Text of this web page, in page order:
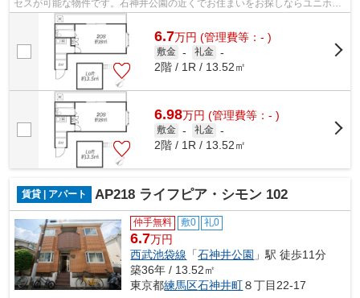
セスが可能な物件です。石神井公園の近くでお住まいをお探しならユニホー
大泉学園店にご連絡ください。設備が...
6.7万円 (管理費等：- )
敷金 - 礼金 -
2階 / 1R / 13.52㎡
6.98万円 (管理費等：- )
敷金 - 礼金 -
2階 / 1R / 13.52㎡
賃貸 | アパート AP218 ライフピア・シモン 102
仲手無料 敷0 礼0
6.7万円
西武池袋線 「石神井公園 」駅 徒歩11分
築36年 / 13.52㎡
東京都練馬区石神井町８丁目22-17